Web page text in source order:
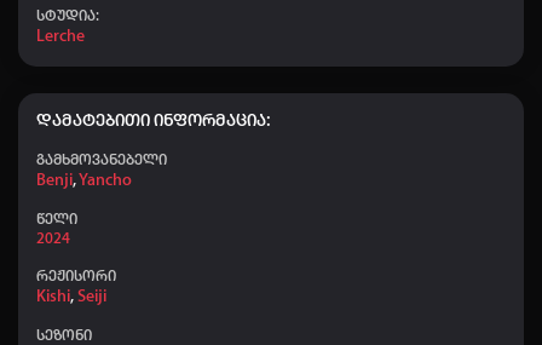
👤 vaxushti batonishvili +10 02:52
სტუდია:
Lerche
დამატებითი ინფორმაცია:
გამხმოვანებელი
Benji, Yancho
წელი
2024
რეჟისორი
Kishi, Seiji
სეზონი